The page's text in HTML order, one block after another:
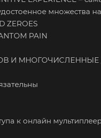
множества
ZEROES
PAIN
И
к онлайн